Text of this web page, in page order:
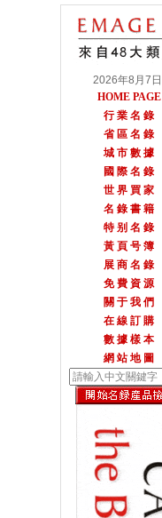
2026年8月7日
HOME PAGE
行 業 名 錄
省 區 名 錄
城 市 數 據
國 際 名 錄
世 界 買 家
名 錄 書 籍
特 别 名 錄
黃 頁 号 簿
展 商 名 錄
免 費 資 源
關 于 我 們
在 線 訂 購
數 據 樣 本
網 站 地 圖